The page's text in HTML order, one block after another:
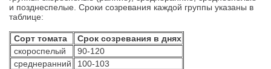
и позднеспелые. Сроки созревания каждой группы указаны в
таблице:
Сорт томата
Срок созревания в днях
скороспелый
90-120
среднеранний
100-103